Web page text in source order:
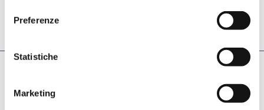
Preferenze
Statistiche
Marketing
Operazione Colomba, corso di formazione